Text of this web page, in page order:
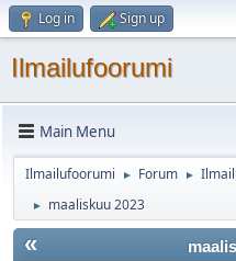
Log in Sign up
Ilmailufoorumi
Main Menu
Ilmailufoorumi ► Forum ►
► maaliskuu 2023
«